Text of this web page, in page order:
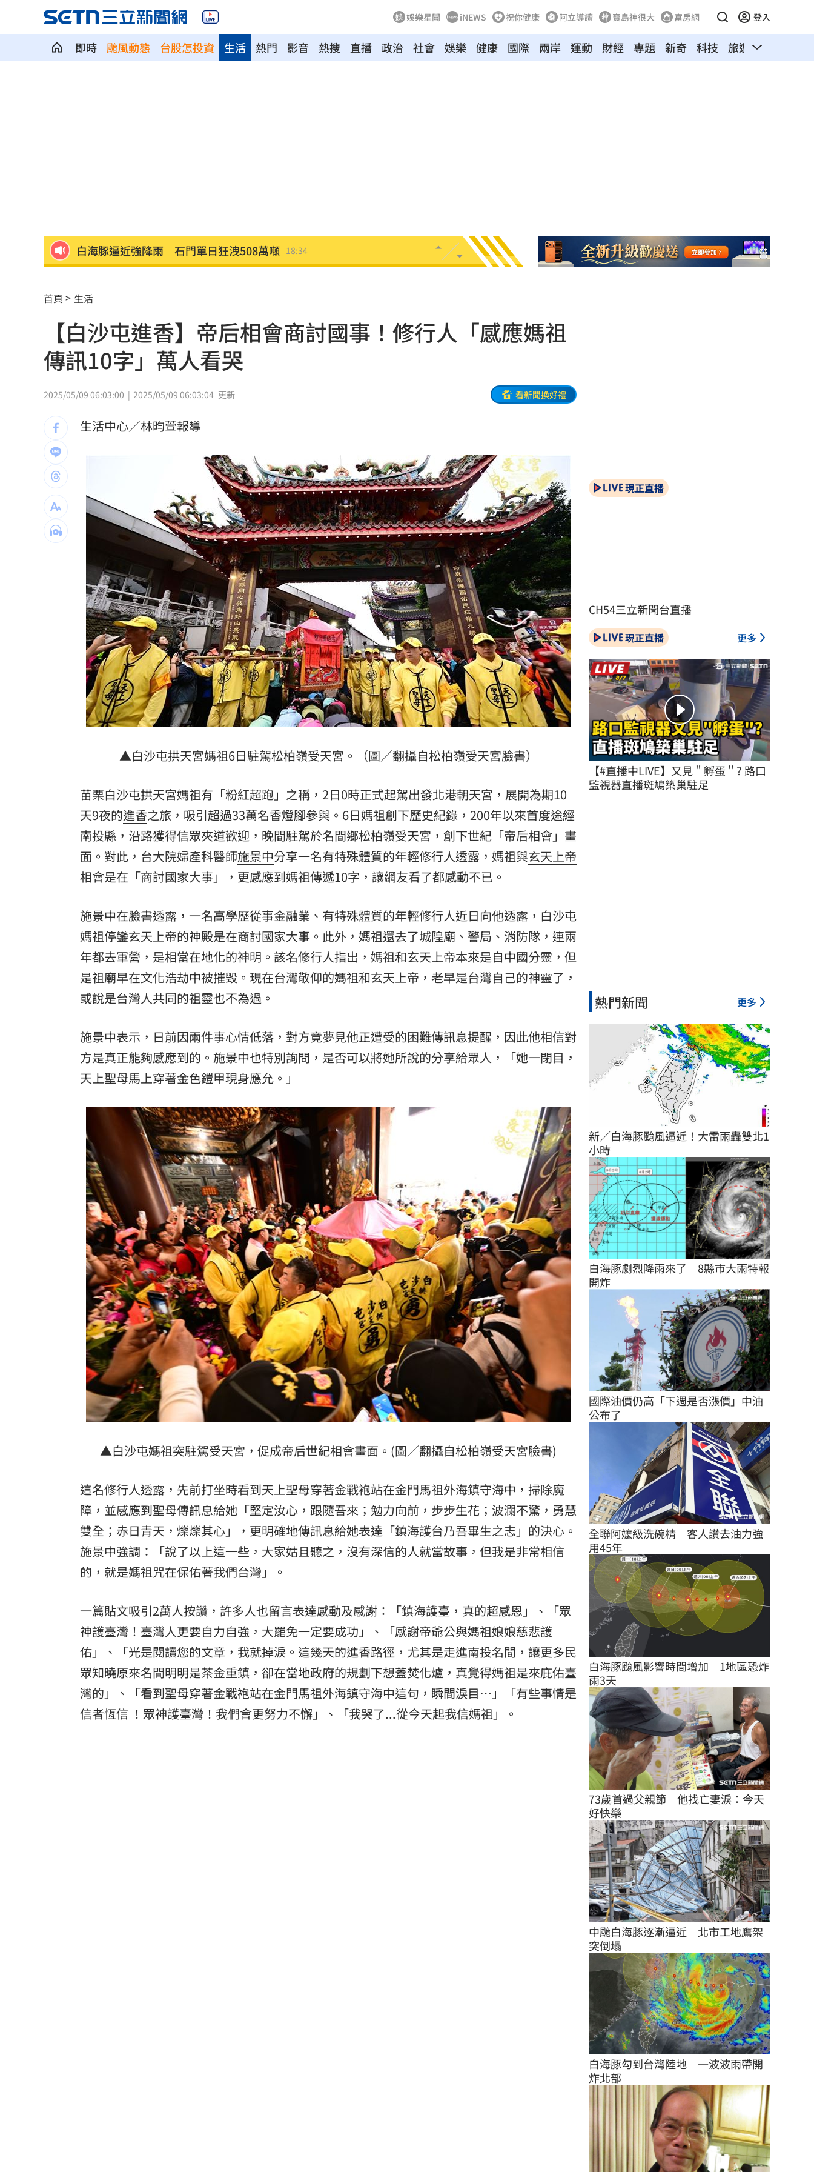
娛樂星聞 iNEWS 祝你健康 阿立導讀 寶島神很大 富房網 登入
即時 颱風動態 台股怎投資 熱門 影音 熱搜 直播 政治 社會 娛樂
生活 健康 國際 兩岸 運動 財經 專題 新奇 科技 旅遊 汽車
白海豚逼近強降雨 石門單日狂洩508萬噸 18:34
男星拍足球戲正中要害 導演喊：效果很好
父親節辭世 前彰化市代蔡裕昌享壽71歲 18:22
補充兵12天也不服！男連2次放鳥代價慘8倍
不斷更新／8、9日國籍航空船班異動一次看
2度要求修投手丘 魔力藍曝與布雷克有關
不願承認民調創新低！幕僚爆川普沉迷這事 18:11
健保砸11.5億增90項手術給付 估9月上路 18:10
葉總讚各隊洋將 聞阿部雄大被註銷好吃驚 18:07
粉專謾罵林襄假女、89妹 新北男罰9千元 18:02
淡水現「龍捲風」眾人嚇壞！氣象署揭真相 18:00
影帝親密照遭外流 與男密友臉貼臉又索吻 17:56
美法院裁定白宮宴會廳停工 川普誓言上訴 17:55
台灣彩券開獎直播中 20:31
LIVE三立+24小時直播 15:27
三立iNEWS新聞台線上直播 18:00
商場戰國來臨 台中「頂奢大道」逐漸成形 12:00
「拍片人的多重宇宙」職涯論壇9/12登場！ 10:30
8國球員齊聚高雄 Formosa 7s掀足球熱潮 10:00
理想混蛋號召粉絲跨海追星吃美食！ 18:15
首頁 生活
【白沙屯進香】帝后相會商討國事！修行人「感應媽祖
傳訊10字」萬人看哭
2025/05/09 06:03:00 2025/05/09 06:03:04 更新 看新聞換好禮
生活中心／林昀萱報導
▲白沙屯拱天宮媽祖6日駐駕松柏嶺受天宮 。（圖／翻攝自松柏嶺受天宮臉書）
苗栗白沙屯拱天宮媽祖有「粉紅超跑」之稱，2日0時正式起駕出發北港朝天宮，展開為期10
天9夜的進香之旅，吸引超過33萬名香燈腳參與。6日媽祖創下歷史紀錄，200年以來首度途經
南投縣，沿路獲得信眾夾道歡迎，晚間駐駕於名間鄉松柏嶺受天宮，創下世紀「帝后相會」畫
面。對此，台大院婦產科醫師施景中分享一名有特殊體質的年輕修行人透露，媽祖與玄天上帝
相會是在「商討國家大事」，更感應到媽祖傳遞10字，讓網友看了都感動不已。
施景中在臉書透露，一名高學歷從事金融業、有特殊體質的年輕修行人近日向他透露，白沙屯
媽祖停鑾玄天上帝的神殿是在商討國家大事。此外，媽祖還去了城隍廟、警局、消防隊，連兩
年都去軍營，是相當在地化的神明。該名修行人指出，媽祖和玄天上帝本來是自中國分靈，但
是祖廟早在文化浩劫中被摧毁。現在台灣敬仰的媽祖和玄天上帝，老早是台灣自己的神靈了，
或說是台灣人共同的祖靈也不為過。
施景中表示，日前因兩件事心情低落，對方竟夢見他正遭受的困難傳訊息提醒，因此他相信對
方是真正能夠感應到的。施景中也特別詢問，是否可以將她所說的分享給眾人，「她一閉目，
天上聖母馬上穿著金色鎧甲現身應允。」
▲白沙屯媽祖突駐駕受天宮，促成帝后世紀相會畫面。(圖／翻攝自松柏嶺受天宮臉書)
這名修行人透露，先前打坐時看到天上聖母穿著金戰袍站在金門馬祖外海鎮守海中，掃除魔
障，並感應到聖母傳訊息給她「堅定汝心，跟隨吾來；勉力向前，步步生花；波瀾不驚，勇慧
雙全；赤日青天，爍爍其心」，更明確地傳訊息給她表達「鎮海護台乃吾畢生之志」的決心。
施景中強調：「說了以上這一些，大家姑且聽之，沒有深信的人就當故事，但我是非常相信
的，就是媽祖咒在保佑著我們台灣」。
一篇貼文吸引2萬人按讚，許多人也留言表達感動及感謝：「鎮海護臺，真的超感恩」、「眾
神護臺灣！臺灣人更要自力自強，大罷免一定要成功」、「感謝帝爺公與媽祖娘娘慈悲護
佑」、「光是閱讀您的文章，我就掉淚。這幾天的進香路徑，尤其是走進南投名間，讓更多民
眾知曉原來名間明明是茶金重鎮，卻在當地政府的規劃下想蓋焚化爐，真覺得媽祖是來庇佑臺
灣的」、「看到聖母穿著金戰袍站在金門馬祖外海鎮守海中這句，瞬間淚目…」「有些事情是
信者恆信 ！眾神護臺灣！我們會更努力不懈」、「我哭了...從今天起我信媽祖」。
現正直播
CH54三立新聞台直播
現正直播 更多
【#直播中LIVE】又見＂孵蛋＂? 路口
監視器直播斑鳩築巢駐足
熱門新聞 更多
新／白海豚颱風逼近！大雷雨轟雙北1
小時
白海豚劇烈降雨來了　8縣市大雨特報
開炸
國際油價仍高「下週是否漲價」中油
公布了
全聯阿嬤級洗碗精　客人讚去油力強
用45年
白海豚颱風影響時間增加　1地區恐炸
雨3天
73歲首過父親節　他找亡妻淚：今天
好快樂
中颱白海豚逐漸逼近　北市工地鷹架
突倒塌
白海豚勾到台灣陸地　一波波雨帶開
炸北部